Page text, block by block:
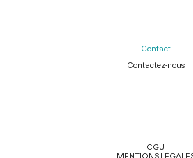
Contact
Contactez-nous
Légal
CGU
MENTIONS